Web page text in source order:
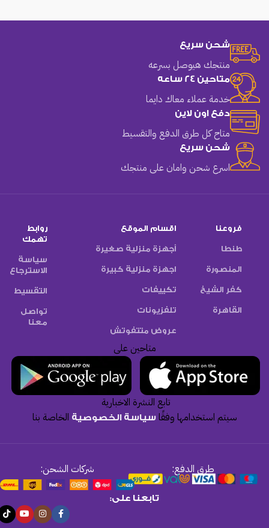
شحن سريع
منتجك هيوصل بسرعه
متاحين 24 ساعه
خدمة عملاء معاك دايما
دفع اون لاين
متاح كل طرق الدفع والتقسيط
شحن سريع
اسرع شحن وامان على منتجك
فروعنا
طنطا
المنصورة
كفر الشيخ
القاهرة
اقسام الموقع
أجهزة منزلية صغيرة
اجهزة منزلية كبيرة
تكييفات
تلفزيونات
عروض متتفوتش
روابط
تهمك
سياسة
الاسترجاع
التقسيط
تواصل
معنا
متاحين على
تابع النشرة الاخبارية
سيتم استخدامها وفقًاسياسة الخصوصية الخاصة بنا
طرق الدفع: شركات الشحن:
تابعنا على: